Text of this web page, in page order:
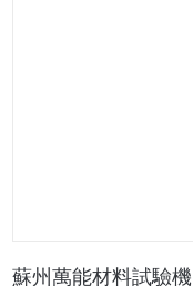
蘇州萬能材料試驗機